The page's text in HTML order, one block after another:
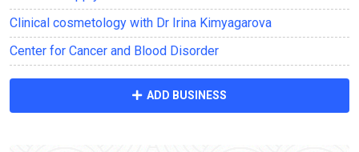
Clinical cosmetology with Dr Irina Kimyagarova
Center for Cancer and Blood Disorder
ADD BUSINESS